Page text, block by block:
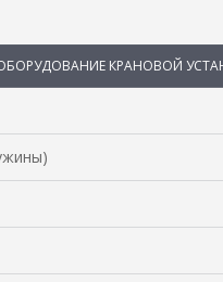
КРАНОВОЙ